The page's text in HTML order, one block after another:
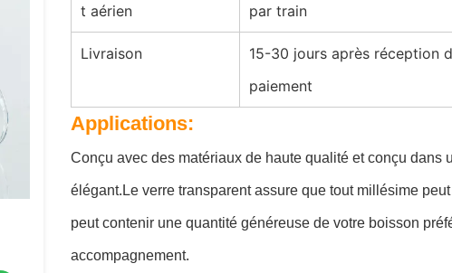
t aérien
par train
Livraison
15-30 jours après réception
paiement
Applications:
Conçu avec des matériaux de haute qualité et conçu
élégant.Le verre transparent assure que tout millésime
peut contenir une quantité généreuse de votre boisson
accompagnement.